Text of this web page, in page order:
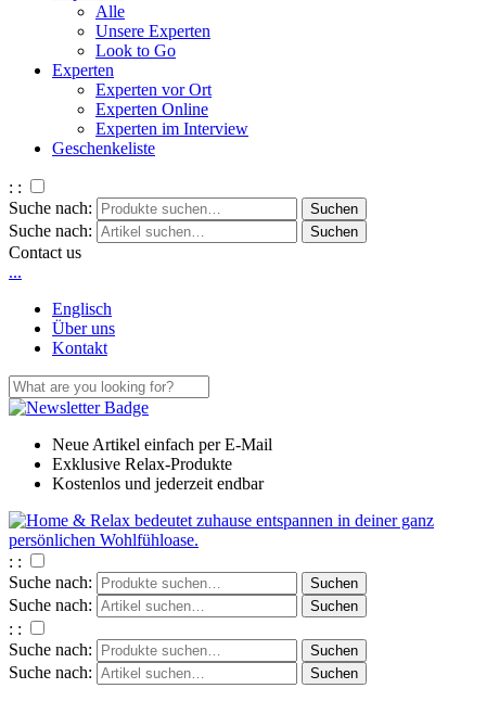
Alle
Unsere Experten
Look to Go
Experten
Experten vor Ort
Experten Online
Experten im Interview
Geschenkeliste
: :
Suche nach:
Suche nach:
Contact us
...
Englisch
Über uns
Kontakt
Neue Artikel einfach per E-Mail
Exklusive Relax-Produkte
Kostenlos und jederzeit endbar
: :
Suche nach:
Suche nach:
: :
Suche nach:
Suche nach: